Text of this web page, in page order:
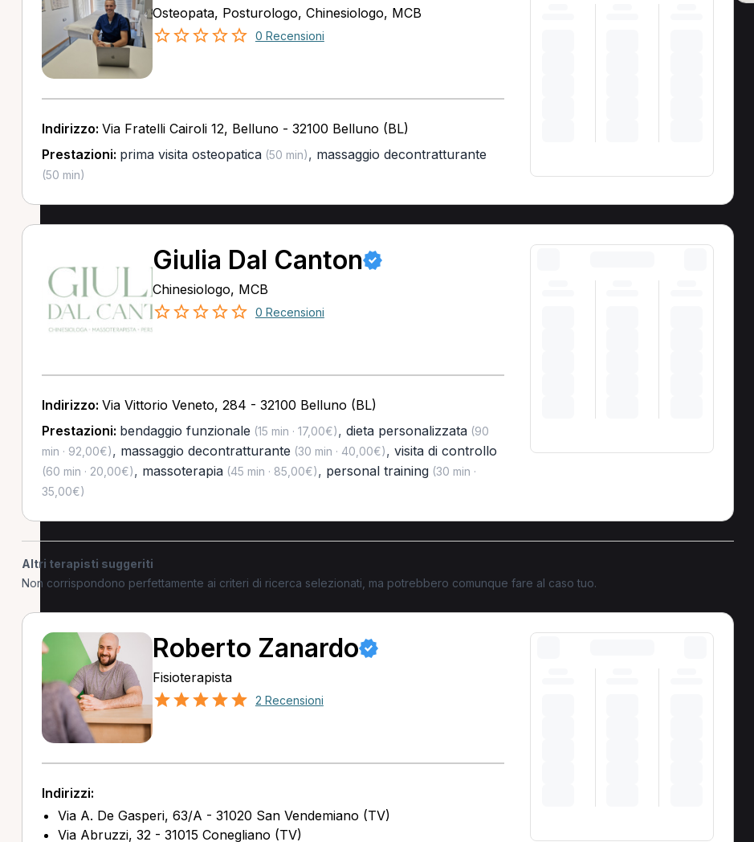
Osteopata, Posturologo, Chinesiologo, MCB
0 Recensioni
Indirizzo: Via Fratelli Cairoli 12, Belluno - 32100 Belluno (BL)
Prestazioni: prima visita osteopatica(50 min), massaggio decontratturante
(50 min)
Giulia Dal Canton
Chinesiologo, MCB
0 Recensioni
Indirizzo: Via Vittorio Veneto, 284 - 32100 Belluno (BL)
Prestazioni: bendaggio funzionale (15 min · 17,00€), dieta personalizzata(90
min · 92,00€), massaggio decontratturante (30 min · 40,00€), visita di controllo
(60 min · 20,00€), massoterapia(45 min · 85,00€), personal training(30 min ·
35,00€)
Altri terapisti suggeriti
Non corrispondono perfettamente ai criteri di ricerca selezionati, ma potrebbero comunque fare al caso tuo.
Roberto Zanardo
Fisioterapista
2 Recensioni
Indirizzi:
Via A. De Gasperi, 63/A - 31020 San Vendemiano (TV)
Via Abruzzi, 32 - 31015 Conegliano (TV)